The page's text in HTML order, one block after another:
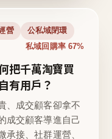
營 公私域閉環
私域回購率 67%
把千萬淘寶買
有用戶？
、成交顧客卻拿不
成交顧客導進自己
承接、社群運營、